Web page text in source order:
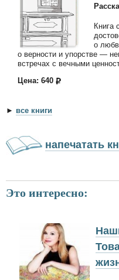
Книга
о
о верности и упорстве —
встречах с вечными
Цена: 640
► все книги
напечатать
Это интересно: